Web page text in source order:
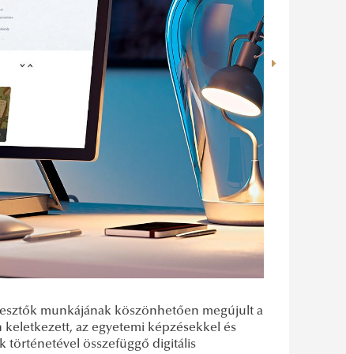
munkájának köszönhetően megújult a
keletkezett, az egyetemi képzésekkel és
történetével összefüggő digitális